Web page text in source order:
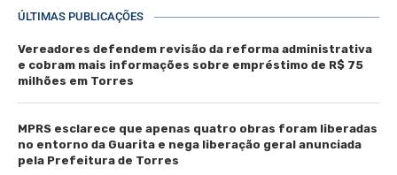
ÚLTIMAS PUBLICAÇÕES
Vereadores defendem revisão da reforma administrativa
e cobram mais informações sobre empréstimo de R$ 75
milhões em Torres
MPRS esclarece que apenas quatro obras foram liberadas
no entorno da Guarita e nega liberação geral anunciada
pela Prefeitura de Torres